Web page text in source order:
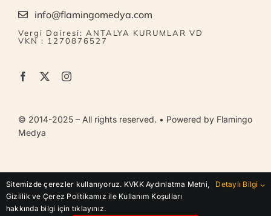
info@flamingomedya.com
Vergi Dairesi: ANTALYA KURUMLAR VD
VKN : 1270876527
© 2014-2025 – All rights reserved. • Powered by Flamingo
Medya
Kullanım Koşulları
Sitemizde çerezler kullanıyoruz. KVKK Aydınlatma Metni,
Gizlilik ve Çerez Politikamız ile Kullanım Koşulları
hakkında bilgi için tıklayınız.
Detaylı Bilgi